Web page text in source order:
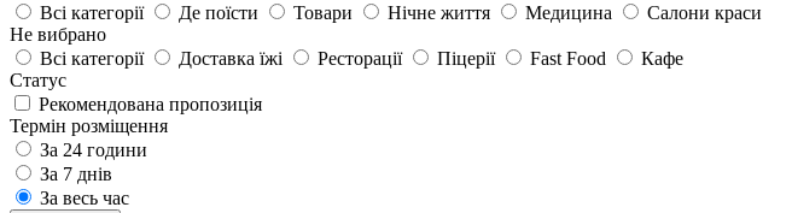
Всі категорії
Де поїсти Товари Нічне життя Медицина
Салони краси
Не вибрано
Всі категорії
Доставка їжі Ресторації Піцерії Fast Food
Кафе
Статус
Рекомендована пропозиція
Термін розміщення
За 24 години
За 7 днів
За весь час